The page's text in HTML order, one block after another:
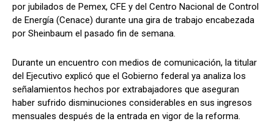
por jubilados de Pemex, CFE y del Centro Nacional de Control
de Energía (Cenace) durante una gira de trabajo encabezada
por Sheinbaum el pasado fin de semana.
Durante un encuentro con medios de comunicación, la titular
del Ejecutivo explicó que el Gobierno federal ya analiza los
señalamientos hechos por extrabajadores que aseguran
haber sufrido disminuciones considerables en sus ingresos
mensuales después de la entrada en vigor de la reforma.